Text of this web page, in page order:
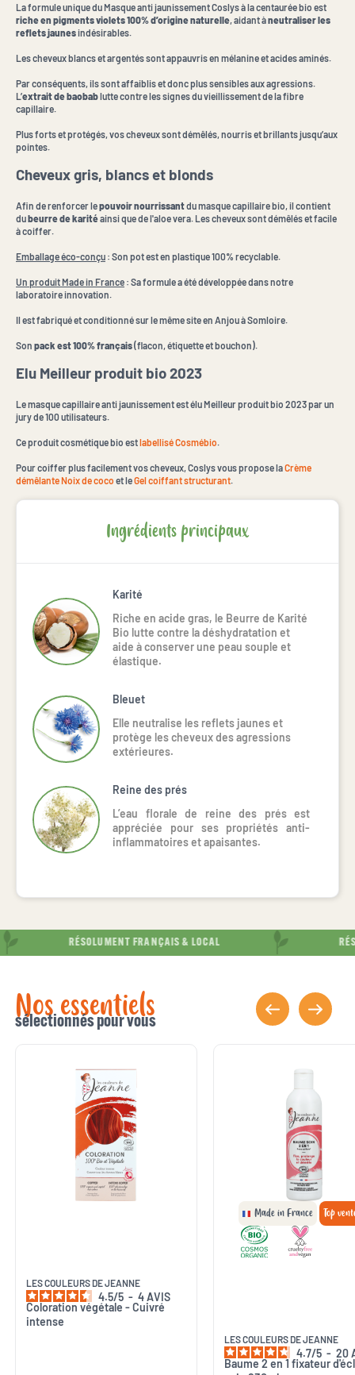
La formule unique du Masque anti jaunissement Coslys à la centaurée bio est
riche en pigments violets 100% d’origine naturelle , aidant àneutraliser les
reflets jaunesindésirables.
Les cheveux blancs et argentés sont appauvris en mélanine et acides aminés.
Par conséquents, ils sont affaiblis et donc plus sensibles aux agressions.
L’extrait de baobablutte contre les signes du vieillissement de la fibre
capillaire.
Plus forts et protégés, vos cheveux sont démêlés, nourris et brillants jusqu’aux
pointes.
Cheveux gris, blancs et blonds
Afin de renforcer lepouvoir nourrissantdu masque capillaire bio, il contient
dubeurre de karitéainsi que de l'aloe vera. Les cheveux sont démêlés et facile
à coiffer.
Emballage éco-conçu : Son pot est en plastique 100% recyclable.
Un produit Made in France : Sa formule a été développée dans notre
laboratoire innovation.
Il est fabriqué et conditionné sur le même site en Anjou à Somloire.
Son pack est 100% français(flacon, étiquette et bouchon).
Elu Meilleur produit bio 2023
Le masque capillaire anti jaunissement est élu Meilleur produit bio 2023 par un
jury de 100 utilisateurs.
Ce produit cosmétique bio estlabellisé Cosmébio
Pour coiffer plus facilement vos cheveux, Coslys vous propose laCrème
démêlante Noix de coco et leGel coiffant structurant
Ingrédients principaux
Karité
Riche en acide gras, le Beurre de Karité
Bio lutte contre la déshydratation et
aide à conserver une peau souple et
élastique.
Bleuet
Elle neutralise les reflets jaunes et
protège les cheveux des agressions
extérieures.
Reine des prés
L’eau florale de reine des prés est
appréciée pour ses propriétés anti-
inflammatoires et apaisantes.
RÉSOLUMENT FRANÇAIS & LOCAL
Nos essentiels
sélectionnés pour vous
LES COULEURS DE JEANNE
4.5/5 - 4AVIS
Coloration végétale - Cuivré
intense
Made in France Top
LES COULEURS DE JEANNE
4.7/5 - 20
Baume 2 en 1 fixateur